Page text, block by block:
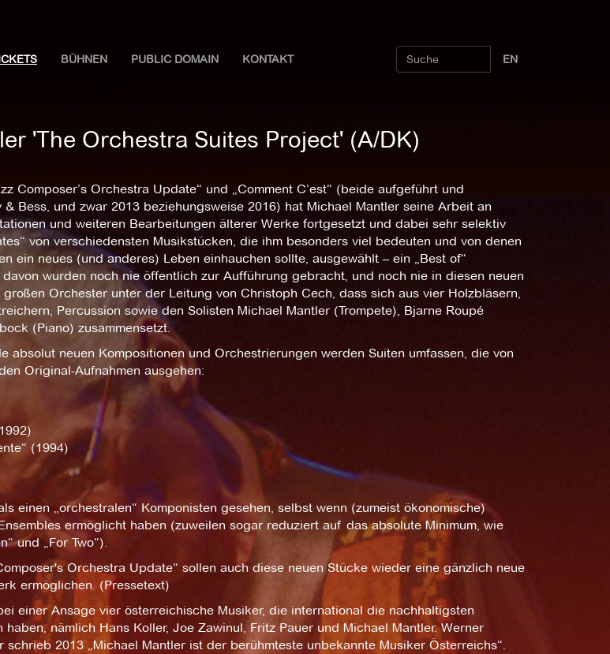
BÜHNEN PUBLIC DOMAIN KONTAKT EN
'The Orchestra Suites Project' (A/DK)
Composer’s Orchestra Update“ und „Comment C’est“ (beide aufgeführt und
Bess, und zwar 2013 beziehungsweise 2016) hat Michael Mantler seine Arbeit an
und weiteren Bearbeitungen älterer Werke fortgesetzt und dabei sehr selektiv
von verschiedensten Musikstücken, die ihm besonders viel bedeuten und von denen
ein neues (und anderes) Leben einhauchen sollte, ausgewählt – ein „Best of“
wurden noch nie öffentlich zur Aufführung gebracht, und noch nie in diesen neuen
großen Orchester unter der Leitung von Christoph Cech, dass sich aus vier Holzbläsern,
Percussion sowie den Solisten Michael Mantler (Trompete), Bjarne Roupé
(Piano) zusammensetzt.
absolut neuen Kompositionen und Orchestrierungen werden Suiten umfassen, die von
Original-Aufnahmen ausgehen:
(1994)
einen „orchestralen“ Komponisten gesehen, selbst wenn (zumeist ökonomische)
ermöglicht haben (zuweilen sogar reduziert auf das absolute Minimum, wie
und „For Two“).
Orchestra Update“ sollen auch diese neuen Stücke wieder eine gänzlich neue
ermöglichen. (Pressetext)
einer Ansage vier österreichische Musiker, die international die nachhaltigsten
haben, nämlich Hans Koller, Joe Zawinul, Fritz Pauer und Michael Mantler. Werner
schrieb 2013 „Michael Mantler ist der berühmteste unbekannte Musiker Österreichs“.